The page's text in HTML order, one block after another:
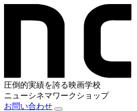
圧倒的実績を誇る映画学校
ニューシネマワークショップ
お問い合わせ